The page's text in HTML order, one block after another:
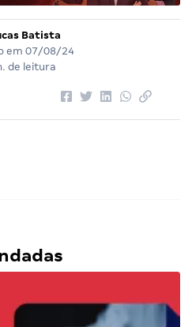
Batista
em 07/08/24
de leitura